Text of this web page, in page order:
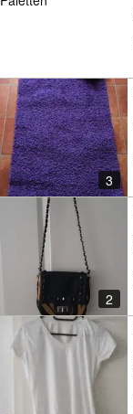
3
2